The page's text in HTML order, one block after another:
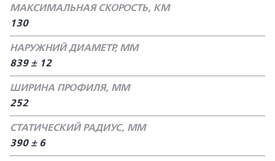
МАКСИМАЛЬНАЯ СКОРОСТЬ, КМ
130
НАРУЖНИЙ ДИАМЕТР, ММ
839 ± 12
ШИРИНА ПРОФИЛЯ, ММ
252
СТАТИЧЕСКИЙ РАДИУС, ММ
390 ± 6